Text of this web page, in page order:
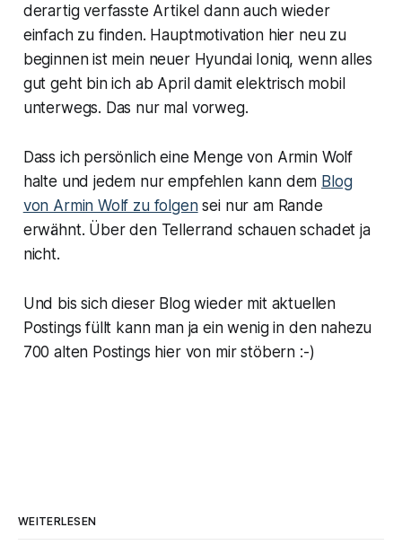
derartig verfasste Artikel dann auch wieder
einfach zu finden. Hauptmotivation hier neu zu
beginnen ist mein neuer Hyundai Ioniq, wenn alles
gut geht bin ich ab April damit elektrisch mobil
unterwegs. Das nur mal vorweg.
Dass ich persönlich eine Menge von Armin Wolf
halte und jedem nur empfehlen kann dem Blog
von Armin Wolf zu folgensei nur am Rande
erwähnt. Über den Tellerrand schauen schadet ja
nicht.
Und bis sich dieser Blog wieder mit aktuellen
Postings füllt kann man ja ein wenig in den nahezu
700 alten Postings hier von mir stöbern :-)
WEITERLESEN